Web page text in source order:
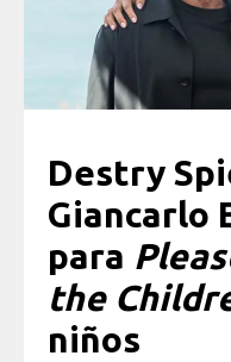
Destry
Giancarlo
para
the
niños